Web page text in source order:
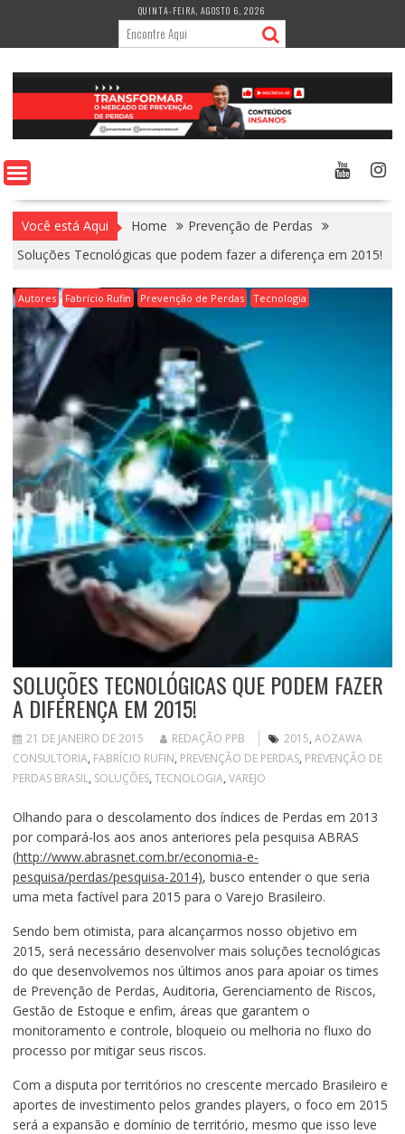
content
QUINTA-FEIRA, AGOSTO 6, 2026
Você está Aqui Home
Prevenção de Perdas
Soluções Tecnológicas que podem fazer a diferença em 2015!
Autores Fabrício Rufin Prevenção de Perdas Tecnologia
SOLUÇÕES TECNOLÓGICAS QUE PODEM FAZER
A DIFERENÇA EM 2015!
21 DE JANEIRO DE 2015 REDAÇÃO PPB 2015, AOZAWA
CONSULTORIA, FABRÍCIO RUFIN, PREVENÇÃO DE PERDAS, PREVENÇÃO DE
PERDAS BRASIL, SOLUÇÕES, TECNOLOGIA, VAREJO
Olhando para o descolamento dos índices de Perdas em 2013
por compará-los aos anos anteriores pela pesquisa ABRAS
(http://www.abrasnet.com.br/economia-e-
pesquisa/perdas/pesquisa-2014), busco entender o que seria
uma meta factível para 2015 para o Varejo Brasileiro.
Sendo bem otimista, para alcançarmos nosso objetivo em
2015, será necessário desenvolver mais soluções tecnológicas
do que desenvolvemos nos últimos anos para apoiar os times
de Prevenção de Perdas, Auditoria, Gerenciamento de Riscos,
Gestão de Estoque e enfim, áreas que garantem o
monitoramento e controle, bloqueio ou melhoria no fluxo do
processo por mitigar seus riscos.
Com a disputa por territórios no crescente mercado Brasileiro e
aportes de investimento pelos grandes players, o foco em 2015
será a expansão e domínio de território, mesmo que isso leve